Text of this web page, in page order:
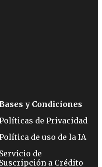
y Condiciones
de Privacidad
de uso de la IA
Servicio de
Suscripción a Crédito